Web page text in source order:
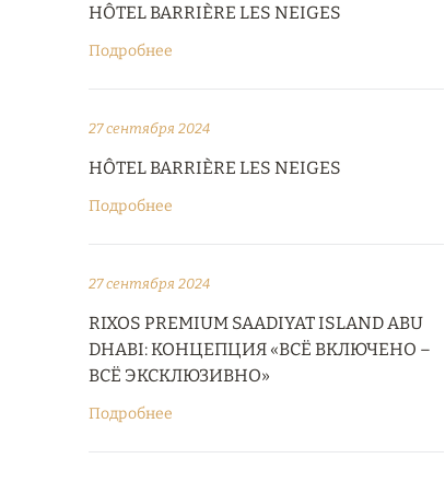
HÔTEL BARRIÈRE LES NEIGES
Подробнее
27 сентября 2024
HÔTEL BARRIÈRE LES NEIGES
Подробнее
27 сентября 2024
RIXOS PREMIUM SAADIYAT ISLAND ABU
DHABI: КОНЦЕПЦИЯ «ВСЁ ВКЛЮЧЕНО –
ВСЁ ЭКСКЛЮЗИВНО»
Подробнее